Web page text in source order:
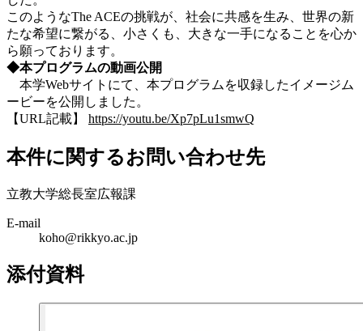
このようなThe ACEの挑戦が、社会に共感を生み、世界の新
たな希望に繋がる、小さくも、大きな一手になることを心か
ら願っております。
◆本プログラムの動画公開
本学Webサイトにて、本プログラムを収録したイメージム
ービーを公開しました。
【URL記載】 https://youtu.be/Xp7pLu1smwQ
本件に関するお問い合わせ先
立教大学総長室広報課
E-mail
koho@rikkyo.ac.jp
添付資料